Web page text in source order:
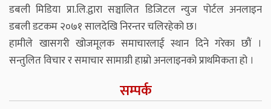
डबली मिडिया प्रा.लि.द्वारा सञ्चालित डिजिटल न्युज पोर्टल अनलाइन
डबली डटकम २०७१ सालदेखि निरन्तर चलिरहेको छ।
हामीले खासगरी खोजमूलक समाचारलाई स्थान दिने गरेका छौं ।
सन्तुलित विचार र समाचार सामाग्री हाम्रो अनलाइनको प्राथमिकता हो ।
सम्पर्क